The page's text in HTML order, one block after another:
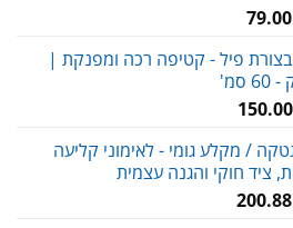
79.00טווח
עד
בצורת פיל - קטיפה רכה ומפנקת |
סמ'
150.00המחיר
הוא:
150.00 ₪.
/ מקלע גומי - לאימוני קליעה
ציד חוקי והגנה עצמית
200.88טווח